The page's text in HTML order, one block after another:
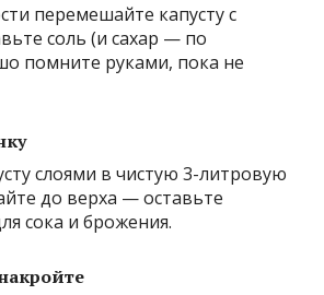
перемешайте капусту с
соль (и сахар — по
помните руками, пока не
слоями в чистую 3-литровую
до верха — оставьте
сока и брожения.